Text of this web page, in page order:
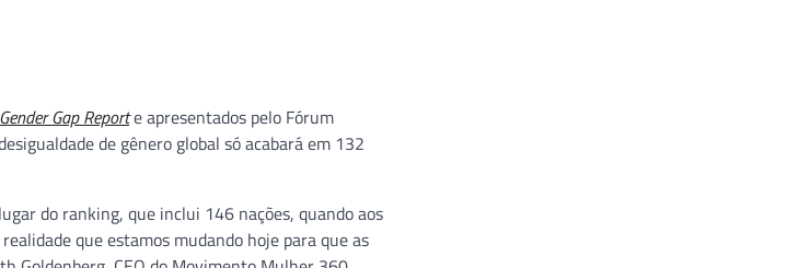
Gap Reporte apresentados pelo Fórum
de gênero global só acabará em 132
do ranking, que inclui 146 nações, quando aos
que estamos mudando hoje para que as